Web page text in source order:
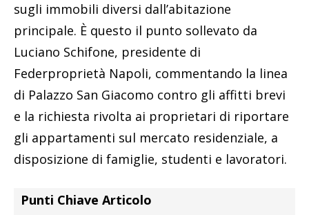
sugli immobili diversi dall’abitazione
principale. È questo il punto sollevato da
Luciano Schifone, presidente di
Federproprietà Napoli, commentando la linea
di Palazzo San Giacomo contro gli affitti brevi
e la richiesta rivolta ai proprietari di riportare
gli appartamenti sul mercato residenziale, a
disposizione di famiglie, studenti e lavoratori.
Punti Chiave Articolo